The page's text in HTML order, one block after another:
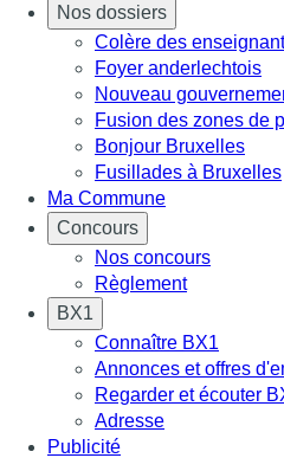
Nos dossiers
Colère des
Foyer anderlechtois
Nouveau
Fusion des zones de
Bonjour Bruxelles
Fusillades à Bruxelles
Ma Commune
Concours
Nos concours
Règlement
BX1
Connaître BX1
Annonces et offres
Regarder et écouter
Adresse
Publicité